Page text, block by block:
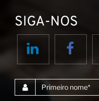
SIGA-NOS
Primeiro nome